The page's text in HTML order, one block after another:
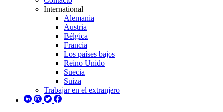
International
Alemania
Austria
Bélgica
Francia
Los países bajos
Reino Unido
Suecia
Suiza
Trabajar en el extranjero